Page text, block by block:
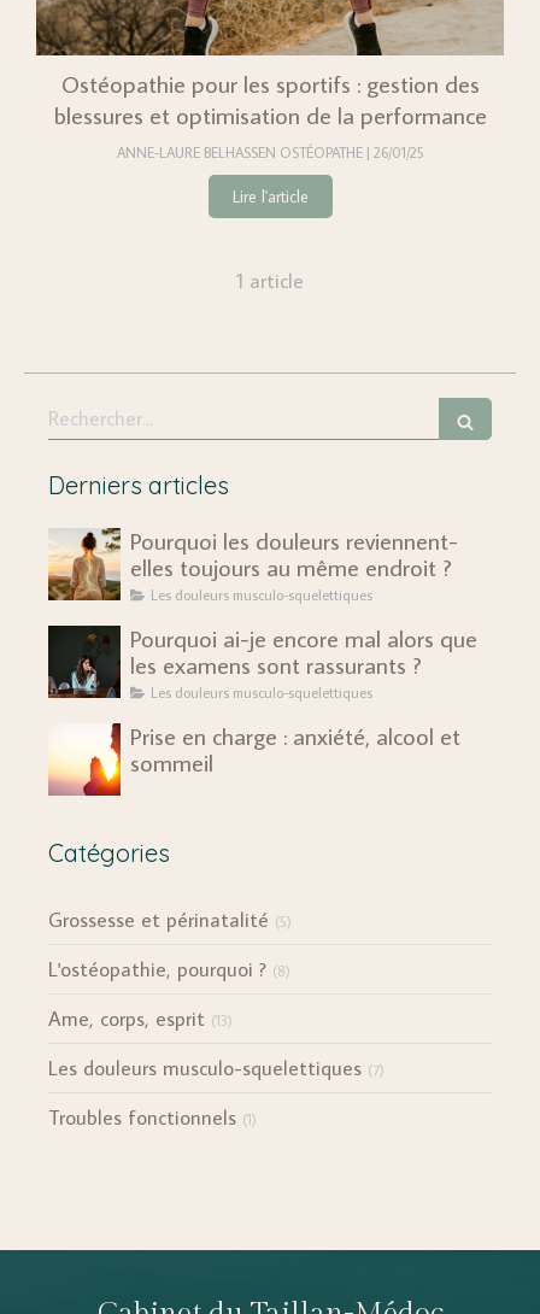
Ostéopathie pour les sportifs : gestion des
blessures et optimisation de la performance
ANNE-LAURE BELHASSEN OSTÉOPATHE 26/01/25
Lire l'article
1 article
Rechercher
Derniers articles
Pourquoi les douleurs reviennent-
elles toujours au même endroit ?
Les douleurs musculo-squelettiques
Pourquoi ai-je encore mal alors que
les examens sont rassurants ?
Les douleurs musculo-squelettiques
Prise en charge : anxiété, alcool et
sommeil
Catégories
Grossesse et périnatalité (5)
L'ostéopathie, pourquoi ? (8)
Ame, corps, esprit (13)
Les douleurs musculo-squelettiques (7)
Troubles fonctionnels (1)